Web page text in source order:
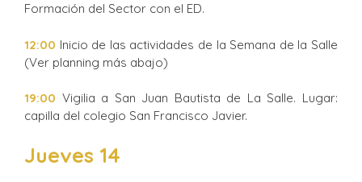
Formación del Sector con el ED.
12:00 Inicio de las actividades de la Semana de la Salle
(Ver planning más abajo)
19:00 Vigilia a San Juan Bautista de La Salle. Lugar:
capilla del colegio San Francisco Javier.
Jueves 14